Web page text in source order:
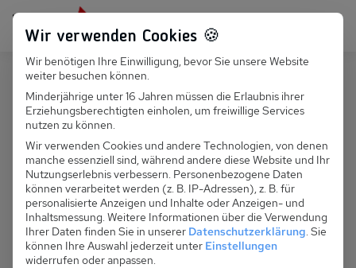
Persönlich für dich da: +49 251 899 050
Suchfeld
Suchen
PL 050.027 - FH Monika 2
Wir verwenden Cookies 🍪
Wir benötigen Ihre Einwilligung, bevor Sie unsere Website
weiter besuchen können.
Minderjährige unter 16 Jahren müssen die Erlaubnis ihrer
Erziehungsberechtigten einholen, um freiwillige Services
nutzen zu können.
Wir verwenden Cookies und andere Technologien, von denen
manche essenziell sind, während andere diese Website und Ihr
Nutzungserlebnis verbessern. Personenbezogene Daten
können verarbeitet werden (z. B. IP-Adressen), z. B. für
personalisierte Anzeigen und Inhalte oder Anzeigen- und
Inhaltsmessung. Weitere Informationen über die Verwendung
Ihrer Daten finden Sie in unserer Datenschutzerklärung. Sie
können Ihre Auswahl jederzeit unter Einstellungen
widerrufen oder anpassen.